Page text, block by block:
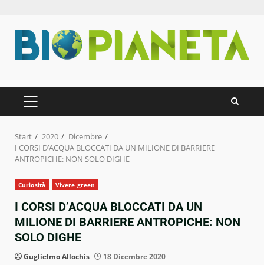
Inhalt
springen
PRIMÄRES
MENÜ
Start 2020
Dicembre
I CORSI D’ACQUA BLOCCATI DA UN MILIONE DI BARRIERE
ANTROPICHE: NON SOLO DIGHE
Curiosità Vivere green
I CORSI D’ACQUA BLOCCATI DA UN
MILIONE DI BARRIERE ANTROPICHE: NON
SOLO DIGHE
Guglielmo Allochis 18 Dicembre 2020